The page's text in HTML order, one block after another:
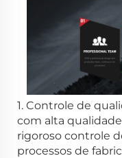
1. Controle de
com alta
rigoroso controle
processos de